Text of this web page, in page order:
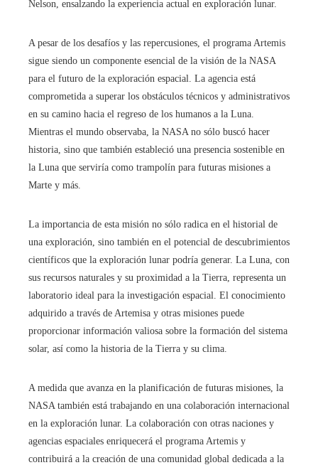
Nelson, ensalzando la experiencia actual en exploración lunar.
A pesar de los desafíos y las repercusiones, el programa Artemis
sigue siendo un componente esencial de la visión de la NASA
para el futuro de la exploración espacial. La agencia está
comprometida a superar los obstáculos técnicos y administrativos
en su camino hacia el regreso de los humanos a la Luna.
Mientras el mundo observaba, la NASA no sólo buscó hacer
historia, sino que también estableció una presencia sostenible en
la Luna que serviría como trampolín para futuras misiones a
Marte y más.
La importancia de esta misión no sólo radica en el historial de
una exploración, sino también en el potencial de descubrimientos
científicos que la exploración lunar podría generar. La Luna, con
sus recursos naturales y su proximidad a la Tierra, representa un
laboratorio ideal para la investigación espacial. El conocimiento
adquirido a través de Artemisa y otras misiones puede
proporcionar información valiosa sobre la formación del sistema
solar, así como la historia de la Tierra y su clima.
A medida que avanza en la planificación de futuras misiones, la
NASA también está trabajando en una colaboración internacional
en la exploración lunar. La colaboración con otras naciones y
agencias espaciales enriquecerá el programa Artemis y
contribuirá a la creación de una comunidad global dedicada a la